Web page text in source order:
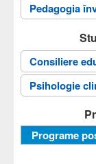
Pedagogia
Consiliere
Psihologie
Programe